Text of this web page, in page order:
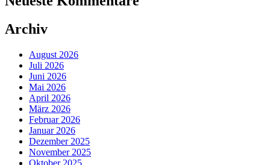
Archiv
August 2026
Juli 2026
Juni 2026
Mai 2026
April 2026
März 2026
Februar 2026
Januar 2026
Dezember 2025
November 2025
Oktober 2025